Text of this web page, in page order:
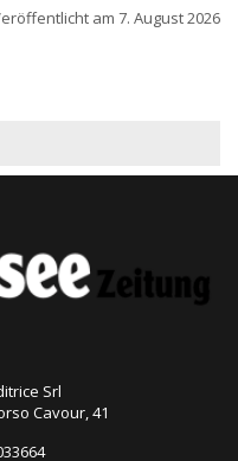
am 7. August 2026
Srl
Cavour, 41